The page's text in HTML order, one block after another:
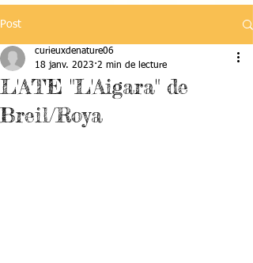
Post
L'ATE "L'Aigara" de
Breil/Roya
curieuxdenature06
18 janv. 2023 2 min de lecture